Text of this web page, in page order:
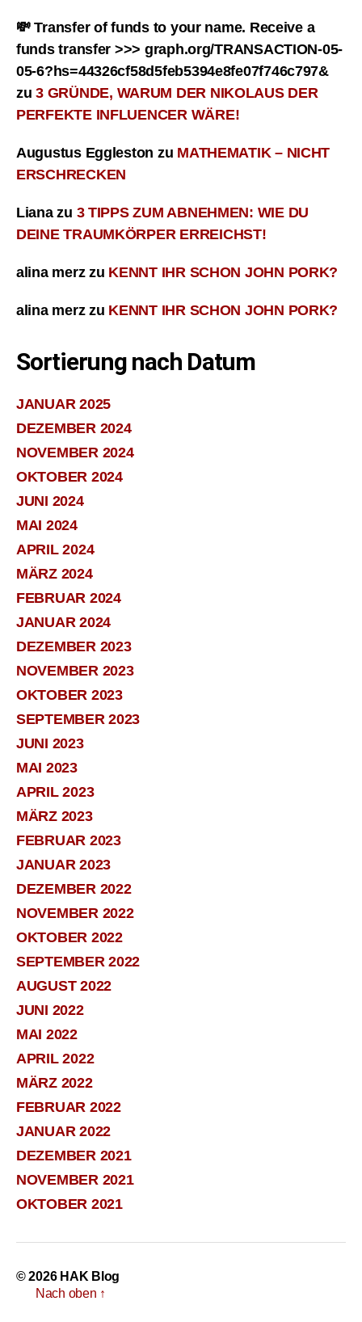
💸 Transfer of funds to your name. Receive a
funds transfer >>> graph.org/TRANSACTION-05-
05-6?hs=44326cf58d5feb5394e8fe07f746c797&
zu3 GRÜNDE, WARUM DER NIKOLAUS DER
PERFEKTE INFLUENCER WÄRE!
Augustus Eggleston zu MATHEMATIK – NICHT
ERSCHRECKEN
Lianazu 3 TIPPS ZUM ABNEHMEN: WIE DU
DEINE TRAUMKÖRPER ERREICHST!
alina merzzu KENNT IHR SCHON JOHN PORK?
alina merzzu KENNT IHR SCHON JOHN PORK?
Sortierung nach Datum
JANUAR 2025
DEZEMBER 2024
NOVEMBER 2024
OKTOBER 2024
JUNI 2024
MAI 2024
APRIL 2024
MÄRZ 2024
FEBRUAR 2024
JANUAR 2024
DEZEMBER 2023
NOVEMBER 2023
OKTOBER 2023
SEPTEMBER 2023
JUNI 2023
MAI 2023
APRIL 2023
MÄRZ 2023
FEBRUAR 2023
JANUAR 2023
DEZEMBER 2022
NOVEMBER 2022
OKTOBER 2022
SEPTEMBER 2022
AUGUST 2022
JUNI 2022
MAI 2022
APRIL 2022
MÄRZ 2022
FEBRUAR 2022
JANUAR 2022
DEZEMBER 2021
NOVEMBER 2021
OKTOBER 2021
© 2026 HAK Blog
Nach oben ↑